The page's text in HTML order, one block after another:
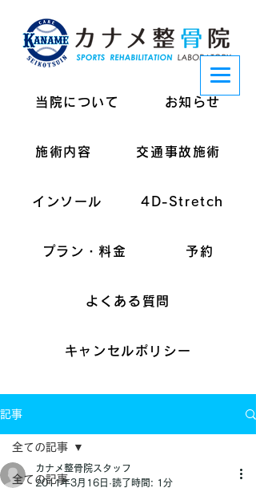
当院について お知らせ
施術内容 交通事故施術
インソール 4D-Stretch
プラン・料金 予約
よくある質問
キャンセルポリシー
記事
全ての記事
全ての記事
カナメ整骨院スタッフ
2011年3月16日 読了時間: 1分